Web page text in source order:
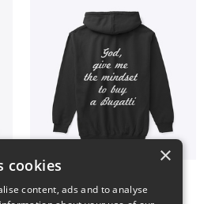
$51
×
cookies
content, ads and to analyse